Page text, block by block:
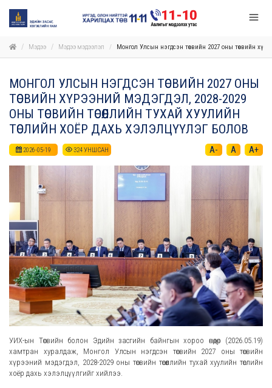
Мэдээ Мэдээ мэдээлэл Монгол Улсын нэгдсэн төсвийн 2027 оны төсвийн
МОНГОЛ УЛСЫН НЭГДСЭН ТӨСВИЙН 2027 ОНЫ
ТӨСВИЙН ХҮРЭЭНИЙ МЭДЭГДЭЛ, 2028-2029
ОНЫ ТӨСВИЙН ТӨСӨӨЛЛИЙН ТУХАЙ ХУУЛИЙН
ТӨСЛИЙН ХОЁР ДАХЬ ХЭЛЭЛЦҮҮЛЭГ БОЛОВ
2026-05-19 324УНШСАН A- A A+
УИХ-ын Төсвийн болон Эдийн засгийн байнгын хороо өнөөдөр (2026.05.19)
хамтран хуралдаж, Монгол Улсын нэгдсэн төсвийн 2027 оны төсвийн
хүрээний мэдэгдэл, 2028-2029 оны төсвийн төсөөллийн тухай хуулийн төслийн
хоёр дахь хэлэлцүүлгийг хийлээ.